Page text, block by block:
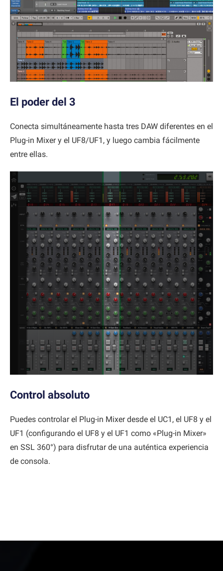
El poder del 3
Conecta simultáneamente hasta tres DAW diferentes en el
Plug-in Mixer y el UF8/UF1, y luego cambia fácilmente
entre ellas.
Control absoluto
Puedes controlar el Plug-in Mixer desde el UC1, el UF8 y el
UF1 (configurando el UF8 y el UF1 como «Plug-in Mixer»
en SSL 360°) para disfrutar de una auténtica experiencia
de consola.